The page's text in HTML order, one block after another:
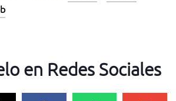
en Redes Sociales